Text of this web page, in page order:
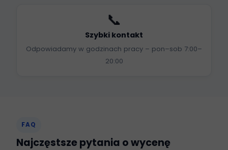
📞
Szybki kontakt
Odpowiadamy w godzinach pracy – pon–sob 7:00–
20:00
FAQ
Najczęstsze pytania o wycenę